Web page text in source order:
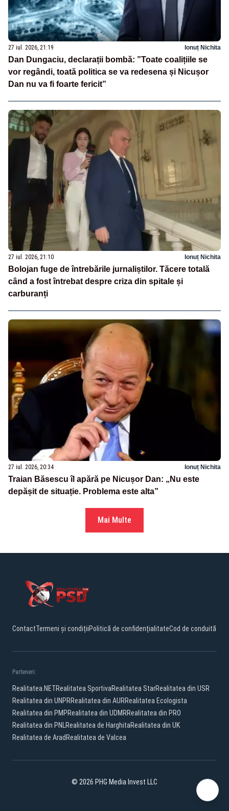
27 iul. 2026, 21:19 Ionuț Nichita
Dan Dungaciu, declarații bombă: ”Toate coalițiile se
vor regândi, toată politica se va redesena și Nicușor
Dan nu va fi foarte fericit”
27 iul. 2026, 21:10 Ionuț Nichita
Bolojan fuge de întrebările jurnaliștilor. Tăcere totală
când a fost întrebat despre criza din spitale și
carburanți
27 iul. 2026, 20:34 Ionuț Nichita
Traian Băsescu îl apără pe Nicușor Dan: „Nu este
depășit de situație. Problema este alta”
Mai Multe
ContactTermeni și condițiiPolitică de confidențialitateCod de conduită
Parteneri:
Realitatea.NETRealitatea SportivaRealitatea StarRealitatea din USR
Realitatea din UNPRRealitatea din AURRealitatea Ecologista
Realitatea din PMPRealitatea din UDMRRealitatea din PRO
Realitatea din PNLRealitatea de HarghitaRealitatea din UK
Realitatea de Arad Realitatea de Valcea
© 2026 PHG Media Invest LLC